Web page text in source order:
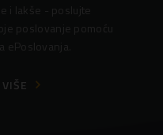
i lakše - poslujte
poslovanje pomoću
ePoslovanja.